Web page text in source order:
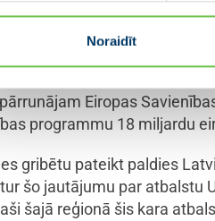
Noraidīt
kas saistīti ar
saistībā ar
uz šo Latvijai, tāpat kā
Eiropas
programmu 18 miljardu
gribētu pateikt paldies
šo jautājumu par atbalstu
šajā reģionā šis kara